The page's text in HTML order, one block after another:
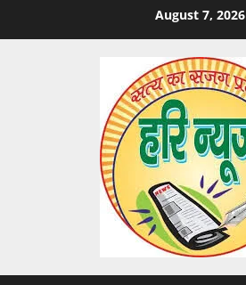
August 7, 2026